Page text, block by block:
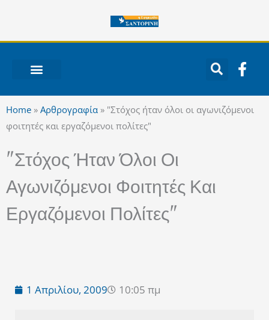
περιεχόμενο
F
a
e
b
Home » Αρθρογραφία » "Στόχος ήταν όλοι οι αγωνιζόμενοι
φοιτητές και εργαζόμενοι πολίτες"
"Στόχος Ήταν Όλοι Οι
Αγωνιζόμενοι Φοιτητές Και
Εργαζόμενοι Πολίτες"
1 Απριλίου, 2009 10:05 πμ